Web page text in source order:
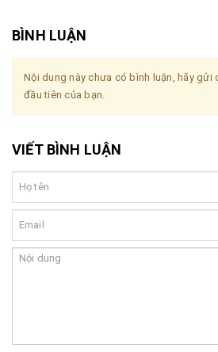
BÌNH LUẬN
Nội dung này chưa có bình luận, hãy gửi
đầu tiên của bạn.
VIẾT BÌNH LUẬN